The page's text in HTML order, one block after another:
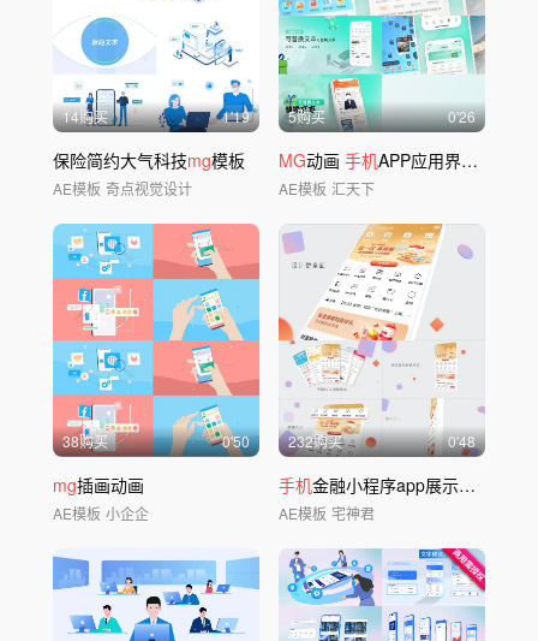
14购买 1'19
保险简约大气科技mg模板
AE模板 奇点视觉设计
5购买 0'26
MG动画 手机APP应用界面 标题动画
AE模板 汇天下
38购买 0'50
mg插画动画
AE模板 小企企
232购买 0'48
手机金融小程序app展示AE模板
AE模板 宅神君